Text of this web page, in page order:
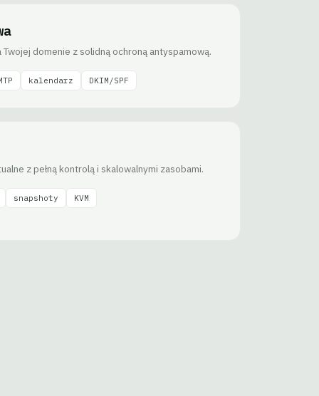
domenie z solidną ochroną antyspamową.
kalendarz DKIM/SPF
z pełną kontrolą i skalowalnymi zasobami.
snapshoty KVM